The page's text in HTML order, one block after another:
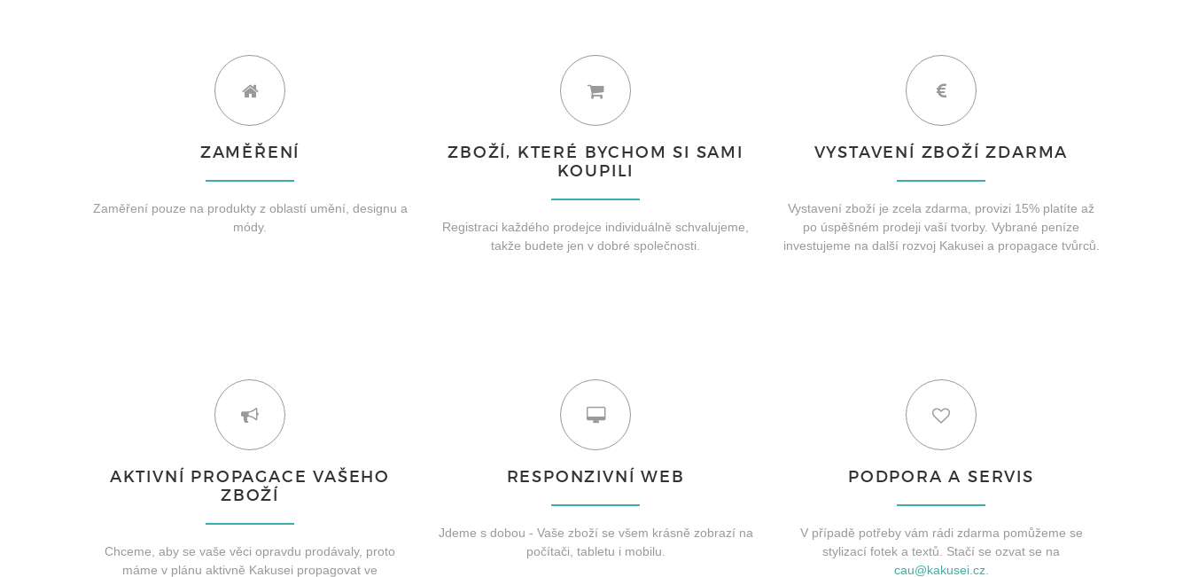
ZAMĚŘENÍ
Zaměření pouze na produkty z oblastí umění, designu a
módy.
ZBOŽÍ, KTERÉ BYCHOM SI SAMI
KOUPILI
Registraci každého prodejce individuálně schvalujeme,
takže budete jen v dobré společnosti.
VYSTAVENÍ ZBOŽÍ ZDARMA
Vystavení zboží je zcela zdarma, provizi 15% platíte až
po úspěšném prodeji vaší tvorby. Vybrané peníze
investujeme na další rozvoj Kakusei a propagace tvůrců.
AKTIVNÍ PROPAGACE VAŠEHO
ZBOŽÍ
Chceme, aby se vaše věci opravdu prodávaly, proto
máme v plánu aktivně Kakusei propagovat ve
RESPONZIVNÍ WEB
Jdeme s dobou - Vaše zboží se všem krásně zobrazí na
počítači, tabletu i mobilu.
PODPORA A SERVIS
V případě potřeby vám rádi zdarma pomůžeme se
stylizací fotek a textů. Stačí se ozvat se na
cau@kakusei.cz.